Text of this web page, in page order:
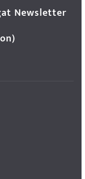
Newsletter